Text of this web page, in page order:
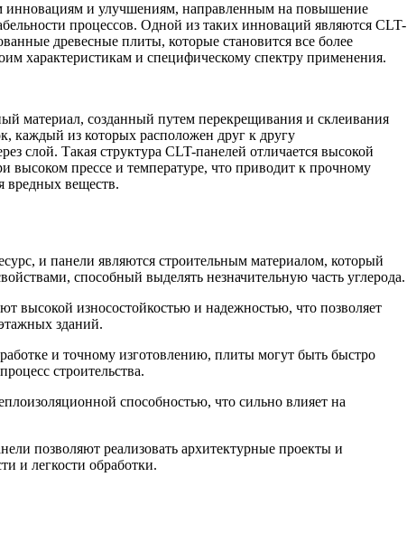
инновациям и улучшениям, направленным на повышение
процессов. Одной из таких инноваций являются CLT-
древесные плиты, которые становится все более
характеристикам и специфическому спектру применения.
материал, созданный путем перекрещивания и склеивания
каждый из которых расположен друг к другу
слой. Такая структура CLT-панелей отличается высокой
высоком прессе и температуре, что приводит к прочному
вредных веществ.
и панели являются строительным материалом, который
способный выделять незначительную часть углерода.
высокой износостойкостью и надежностью, что позволяет
зданий.
и точному изготовлению, плиты могут быть быстро
строительства.
способностью, что сильно влияет на
позволяют реализовать архитектурные проекты и
и легкости обработки.